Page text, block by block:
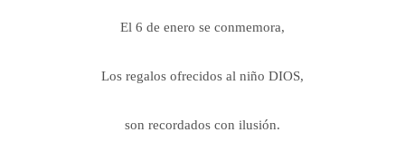
El 6 de enero se conmemora,
Los regalos ofrecidos al niño DIOS,
son recordados con ilusión.